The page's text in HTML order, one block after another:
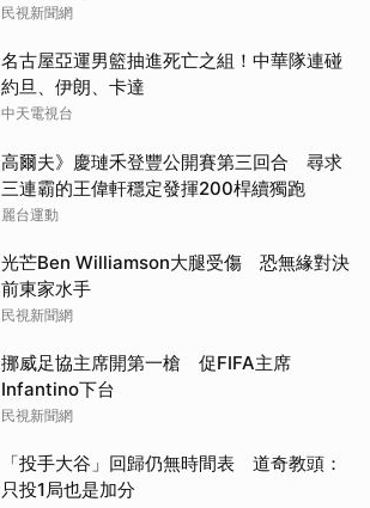
民視新聞網
名古屋亞運男籃抽進死亡之組！中華隊連碰
約旦、伊朗、卡達
中天電視台
高爾夫》慶璉禾登豐公開賽第三回合 尋求
三連霸的王偉軒穩定發揮200桿續獨跑
麗台運動
光芒Ben Williamson大腿受傷 恐無緣對決
前東家水手
民視新聞網
挪威足協主席開第一槍 促FIFA主席
Infantino下台
民視新聞網
「投手大谷」回歸仍無時間表 道奇教頭：
只投1局也是加分